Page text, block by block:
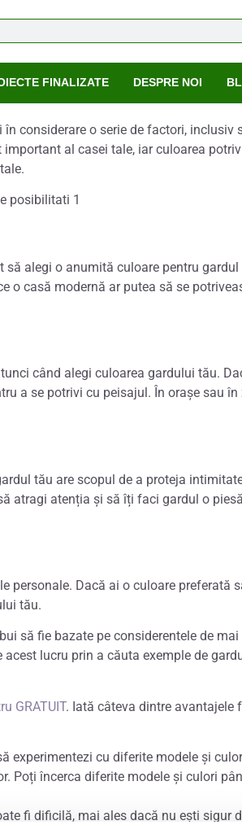
FINALIZATE DESPRE NOI
considerare o serie de factori, inclusiv
al casei tale, iar culoarea
alegi o anumită culoare pentru
casă modernă ar putea să se
când alegi culoarea gardului tău.
a se potrivi cu peisajul. În orașe sau
tău are scopul de a proteja
atragi atenția și să îți faci gardul o
personale. Dacă ai o culoare preferată
tău.
să fie bazate pe considerentele de
lucru prin a căuta exemple de
GRATUIT. Iată câteva dintre
experimentezi cu diferite modele și
Poți încerca diferite modele și culori
fi dificilă, mai ales dacă nu ești sigur